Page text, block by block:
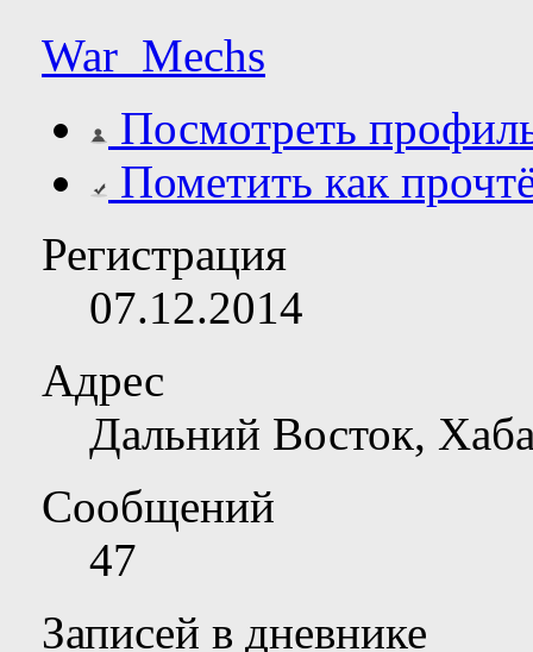
War_Mechs
Посмотреть
Пометить как
Регистрация
07.12.2014
Адрес
Дальний Восток,
Сообщений
47
Записей в дневнике